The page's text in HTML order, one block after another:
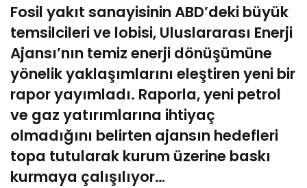
Fosil yakıt sanayisinin ABD’deki büyük
temsilcileri ve lobisi, Uluslararası Enerji
Ajansı’nın temiz enerji dönüşümüne
yönelik yaklaşımlarını eleştiren yeni bir
rapor yayımladı. Raporla, yeni petrol
ve gaz yatırımlarına ihtiyaç
olmadığını belirten ajansın hedefleri
topa tutularak kurum üzerine baskı
kurmaya çalışılıyor…